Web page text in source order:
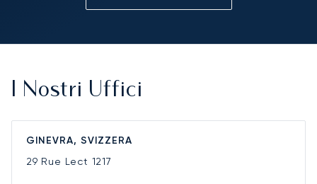
I Nostri Uffici
GINEVRA, SVIZZERA
29 Rue Lect 1217